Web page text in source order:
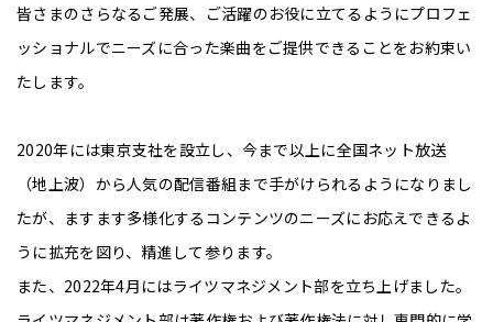
皆さまのさらなるご発展、ご活躍のお役に立てるようにプロフェ
ッショナルでニーズに合った楽曲をご提供できることをお約束い
たします。
2020年には東京支社を設立し、今まで以上に全国ネット放送
（地上波）から人気の配信番組まで手がけられるようになりまし
たが、ますます多様化するコンテンツのニーズにお応えできるよ
うに拡充を図り、精進して参ります。
また、2022年4月にはライツマネジメント部を立ち上げました。